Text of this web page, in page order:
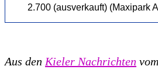
2.700 (ausverkauft) (Maxipark
Aus den Kieler Nachrichten